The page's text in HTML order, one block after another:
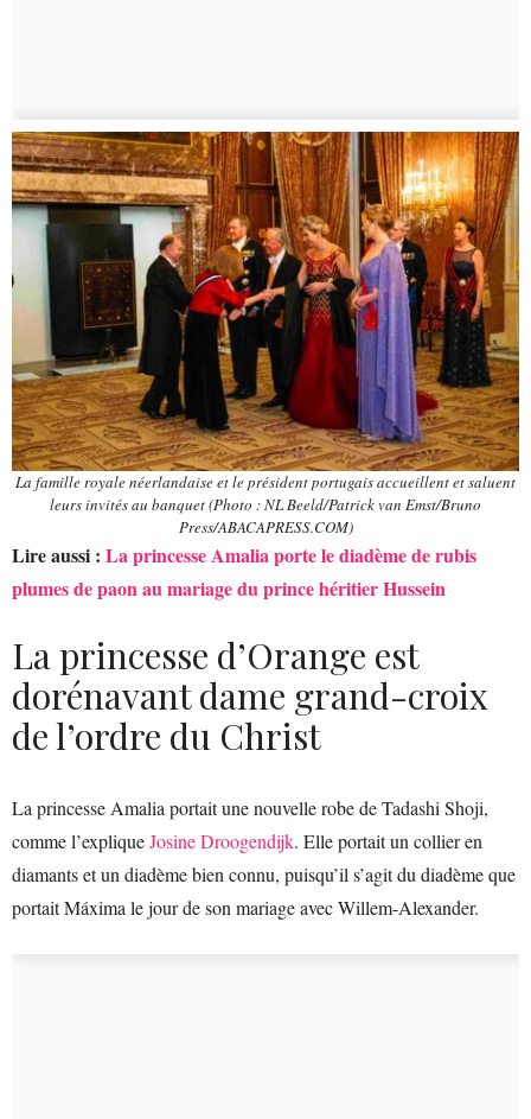
La famille royale néerlandaise et le président portugais accueillent et saluent
leurs invités au banquet (Photo : NL Beeld/Patrick van Emst/Bruno
Press/ABACAPRESS.COM)
Lire aussi : La princesse Amalia porte le diadème de rubis
plumes de paon au mariage du prince héritier Hussein
La princesse d’Orange est
dorénavant dame grand-croix
de l’ordre du Christ
La princesse Amalia portait une nouvelle robe de Tadashi Shoji,
comme l’expliqueJosine Droogendijk. Elle portait un collier en
diamants et un diadème bien connu, puisqu’il s’agit du diadème que
portait Máxima le jour de son mariage avec Willem-Alexander.